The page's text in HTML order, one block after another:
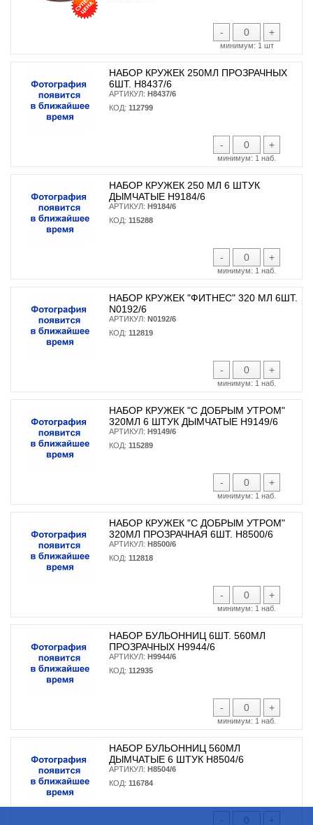
- +
минимум: 1 шт
НАБОР КРУЖЕК 250МЛ ПРОЗРАЧНЫХ
6ШТ. H8437/6
АРТИКУЛ: H8437/6
КОД: 112799
- +
минимум: 1 наб.
НАБОР КРУЖЕК 250 МЛ 6 ШТУК
ДЫМЧАТЫЕ H9184/6
АРТИКУЛ: H9184/6
КОД: 115288
- +
минимум: 1 наб.
НАБОР КРУЖЕК "ФИТНЕС" 320 МЛ 6ШТ.
N0192/6
АРТИКУЛ: N0192/6
КОД: 112819
- +
минимум: 1 наб.
НАБОР КРУЖЕК "С ДОБРЫМ УТРОМ"
320МЛ 6 ШТУК ДЫМЧАТЫЕ H9149/6
АРТИКУЛ: H9149/6
КОД: 115289
- +
минимум: 1 наб.
НАБОР КРУЖЕК "С ДОБРЫМ УТРОМ"
320МЛ ПРОЗРАЧНАЯ 6ШТ. H8500/6
АРТИКУЛ: H8500/6
КОД: 112818
- +
минимум: 1 наб.
НАБОР БУЛЬОННИЦ 6ШТ. 560МЛ
ПРОЗРАЧНЫХ H9944/6
АРТИКУЛ: H9944/6
КОД: 112935
- +
минимум: 1 наб.
НАБОР БУЛЬОННИЦ 560МЛ
ДЫМЧАТЫЕ 6 ШТУК H8504/6
АРТИКУЛ: H8504/6
КОД: 116784
- +